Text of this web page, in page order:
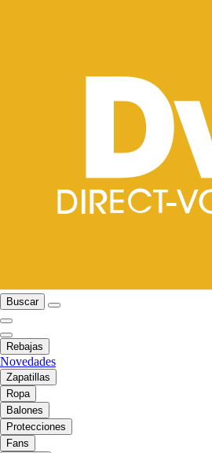
Buscar
Rebajas
Novedades
Zapatillas
Ropa
Balones
Protecciones
Fans